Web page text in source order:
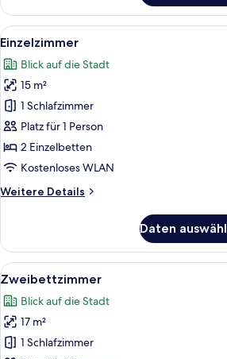
Bed
Room
(Bunk
Only)
Alle
Fotos
für
Einzelzimmer
anzeigen
Ein
11
Einzelzimmer
Blick auf die Stadt
15 m²
1 Schlafzimmer
Platz für 1 Person
2 Einzelbetten
Kostenloses WLAN
Weitere Details
Weitere
Daten
Alle
Fotos
für
Zweibettzimmer
anzeigen
Ein
15
Zweibettzimmer
Blick auf die Stadt
17 m²
1 Schlafzimmer